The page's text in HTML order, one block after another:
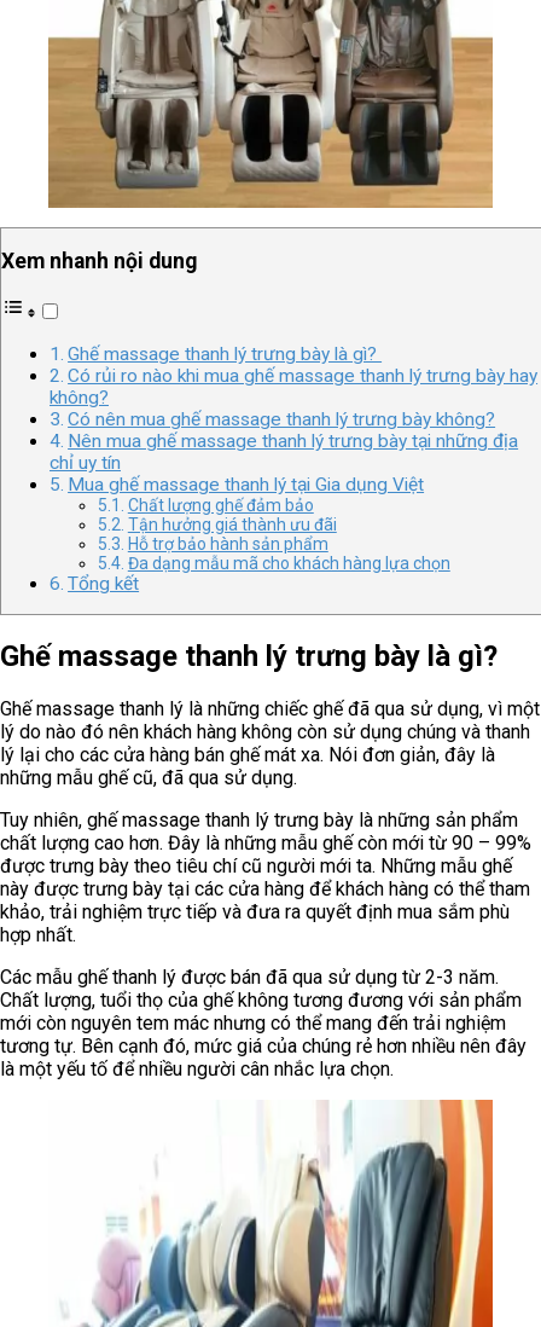
Xem nhanh nội dung
Ghế massage thanh lý trưng bày là gì?
Có rủi ro nào khi mua ghế massage thanh lý trưng bày hay
không?
Có nên mua ghế massage thanh lý trưng bày không?
Nên mua ghế massage thanh lý trưng bày tại những địa
chỉ uy tín
Mua ghế massage thanh lý tại Gia dụng Việt
Chất lượng ghế đảm bảo
Tận hưởng giá thành ưu đãi
Hỗ trợ bảo hành sản phẩm
Đa dạng mẫu mã cho khách hàng lựa chọn
Tổng kết
Ghế massage thanh lý trưng bày là gì?
Ghế massage thanh lý là những chiếc ghế đã qua sử dụng, vì một
lý do nào đó nên khách hàng không còn sử dụng chúng và thanh
lý lại cho các cửa hàng bán ghế mát xa. Nói đơn giản, đây là
những mẫu ghế cũ, đã qua sử dụng.
Tuy nhiên, ghế massage thanh lý trưng bày là những sản phẩm
chất lượng cao hơn. Đây là những mẫu ghế còn mới từ 90 – 99%
được trưng bày theo tiêu chí cũ người mới ta. Những mẫu ghế
này được trưng bày tại các cửa hàng để khách hàng có thể tham
khảo, trải nghiệm trực tiếp và đưa ra quyết định mua sắm phù
hợp nhất.
Các mẫu ghế thanh lý được bán đã qua sử dụng từ 2-3 năm.
Chất lượng, tuổi thọ của ghế không tương đương với sản phẩm
mới còn nguyên tem mác nhưng có thể mang đến trải nghiệm
tương tự. Bên cạnh đó, mức giá của chúng rẻ hơn nhiều nên đây
là một yếu tố để nhiều người cân nhắc lựa chọn.